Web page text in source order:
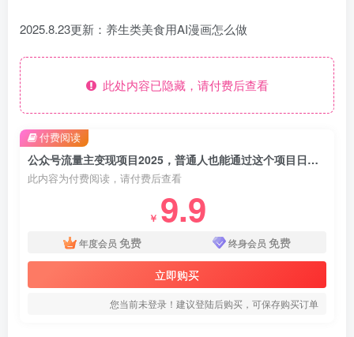
2025.8.23更新：养生类美食用AI漫画怎么做
此处内容已隐藏，请付费后查看
公众号流量主变现项目2025，普通人也能通过这个项目日入四位数(更新)
此内容为付费阅读，请付费后查看
￥ 9.9
年度会员 免费 终身会员 免费
立即购买
您当前未登录！建议登陆后购买，可保存购买订单
付费阅读